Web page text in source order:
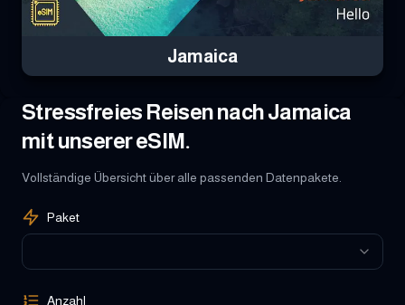
Jamaica
Stressfreies Reisen nach Jamaica
mit unserer eSIM.
Vollständige Übersicht über alle passenden Datenpakete.
Paket
Anzahl